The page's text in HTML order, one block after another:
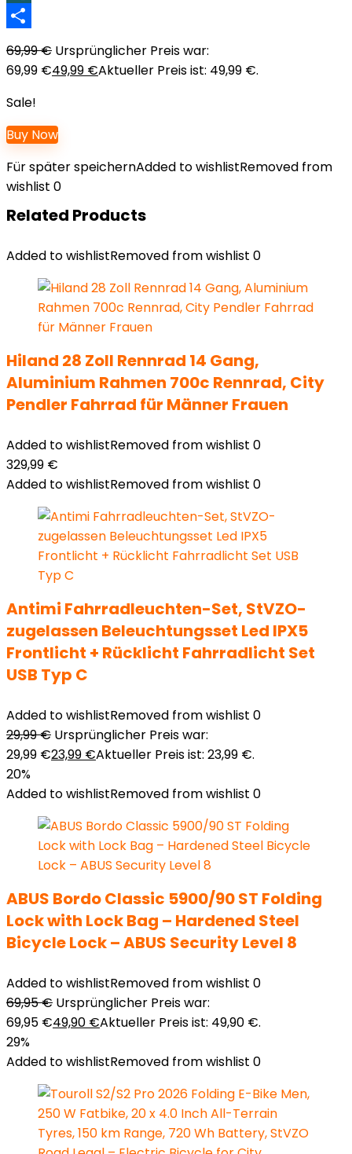
XING
69,99€ Ursprünglicher Preis war:
69,99 €49,99 €Aktueller Preis ist: 49,99 €.
Sale!
Buy Now
Für später speichernAdded to wishlistRemoved from
wishlist 0
Related Products
Added to wishlistRemoved from wishlist 0
Hiland 28 Zoll Rennrad 14 Gang,
Aluminium Rahmen 700c Rennrad, City
Pendler Fahrrad für Männer Frauen
Added to wishlistRemoved from wishlist 0
329,99 €
Added to wishlistRemoved from wishlist 0
Antimi Fahrradleuchten-Set, StVZO-
zugelassen Beleuchtungsset Led IPX5
Frontlicht + Rücklicht Fahrradlicht Set
USB Typ C
Added to wishlistRemoved from wishlist 0
29,99€ Ursprünglicher Preis war:
29,99 €23,99 €Aktueller Preis ist: 23,99 €.
20%
Added to wishlistRemoved from wishlist 0
ABUS Bordo Classic 5900/90 ST Folding
Lock with Lock Bag – Hardened Steel
Bicycle Lock – ABUS Security Level 8
Added to wishlistRemoved from wishlist 0
69,95€ Ursprünglicher Preis war:
69,95 €49,90 €Aktueller Preis ist: 49,90 €.
29%
Added to wishlistRemoved from wishlist 0